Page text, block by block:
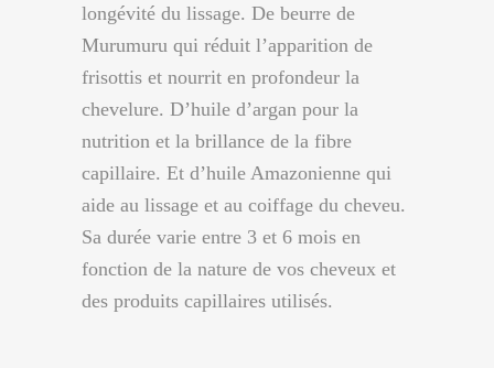
longévité du lissage. De beurre de
Murumuru qui réduit l’apparition de
frisottis et nourrit en profondeur la
chevelure. D’huile d’argan pour la
nutrition et la brillance de la fibre
capillaire. Et d’huile Amazonienne qui
aide au lissage et au coiffage du cheveu.
Sa durée varie entre 3 et 6 mois en
fonction de la nature de vos cheveux et
des produits capillaires utilisés.